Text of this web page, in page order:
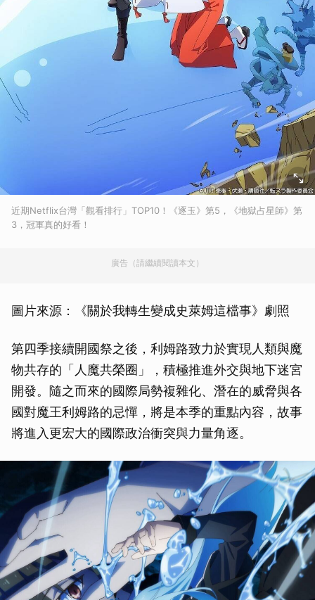
近期Netflix台灣「觀看排行」TOP10！《逐玉》第5，《地獄占星師》第
3，冠軍真的好看！
廣告（請繼續閱讀本文）
圖片來源：《關於我轉生變成史萊姆這檔事》劇照
第四季接續開國祭之後，利姆路致力於實現人類與魔
物共存的「人魔共榮圈」，積極推進外交與地下迷宮
開發。隨之而來的國際局勢複雜化、潛在的威脅與各
國對魔王利姆路的忌憚，將是本季的重點內容，故事
將進入更宏大的國際政治衝突與力量角逐。